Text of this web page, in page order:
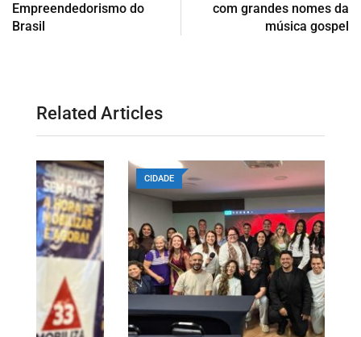
Empreendedorismo do
Brasil
com grandes nomes da
música gospel
Related Articles
CIDADE